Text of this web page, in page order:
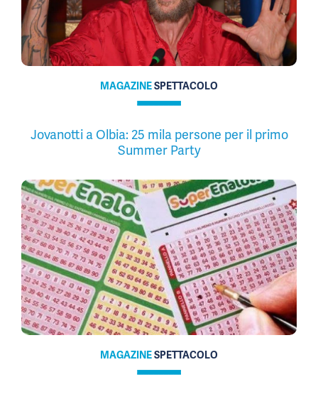
MAGAZINESPETTACOLO
Jovanotti a Olbia: 25 mila persone per il primo
Summer Party
MAGAZINESPETTACOLO